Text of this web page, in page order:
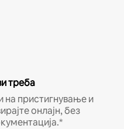
треба
на пристигнување и
онлајн, без